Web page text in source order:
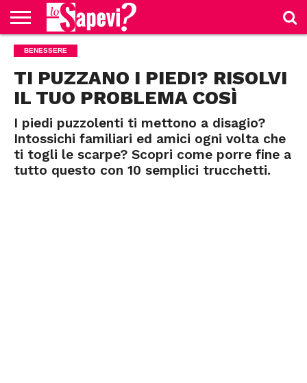
CURIOSITÀ
BENESSERE
GOSSIP
PRODOTTI
NEWS
CASA E
BENESSERE
TI PUZZANO I PIEDI? RISOLVI
IL TUO PROBLEMA COSÌ
I piedi puzzolenti ti mettono a disagio?
Intossichi familiari ed amici ogni volta che
ti togli le scarpe? Scopri come porre fine a
tutto questo con 10 semplici trucchetti.